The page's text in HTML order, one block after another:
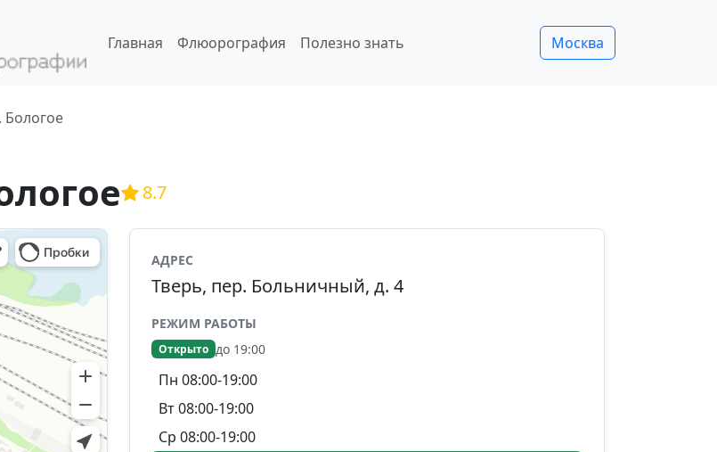
Главная Флюорография Полезно знать Москва
8.7
АДРЕС
Тверь, пер. Больничный, д. 4
РЕЖИМ РАБОТЫ
Открыто до 19:00
Пн 08:00-19:00
Вт 08:00-19:00
Ср 08:00-19:00